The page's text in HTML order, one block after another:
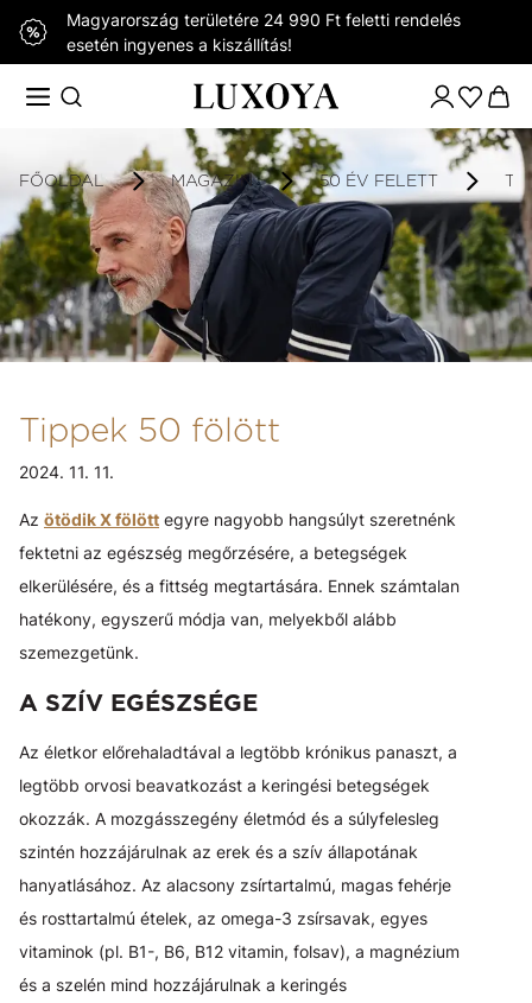
Magyarország területére 24 990 Ft feletti rendelés
esetén ingyenes a kiszállítás!
FŐOLDAL MAGAZIN 50 ÉV FELETT
Tippek 50 fölött
2024. 11. 11.
Az ötödik X fölött egyre nagyobb hangsúlyt szeretnénk
fektetni az egészség megőrzésére, a betegségek
elkerülésére, és a fittség megtartására. Ennek számtalan
hatékony, egyszerű módja van, melyekből alább
szemezgetünk.
A SZÍV EGÉSZSÉGE
Az életkor előrehaladtával a legtöbb krónikus panaszt, a
legtöbb orvosi beavatkozást a keringési betegségek
okozzák. A mozgásszegény életmód és a súlyfelesleg
szintén hozzájárulnak az erek és a szív állapotának
hanyatlásához. Az alacsony zsírtartalmú, magas fehérje
és rosttartalmú ételek, az omega-3 zsírsavak, egyes
vitaminok (pl. B1-, B6, B12 vitamin, folsav), a magnézium
és a szelén mind hozzájárulnak a keringés